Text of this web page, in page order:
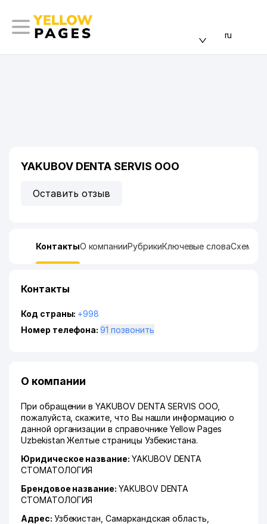
ru
YAKUBOV DENTA SERVIS ООО
Оставить отзыв
КонтактыО компанииРубрикиКлючевые словаСхема
Контакты
Код страны: +998
Номер телефона:
91 позвонить
О компании
При обращении в YAKUBOV DENTA SERVIS ООО,
пожалуйста, скажите, что Вы нашли информацию о
данной организации в справочнике Yellow Pages
Uzbekistan Желтые страницы Узбекистана.
Юридическое название: YAKUBOV DENTA
СТОМАТОЛОГИЯ
Брендовое название: YAKUBOV DENTA
СТОМАТОЛОГИЯ
Адрес: Узбекистан,Самаркандская область